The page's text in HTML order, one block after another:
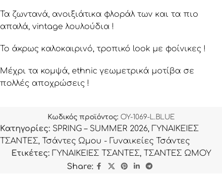
Τα ζωντανά, ανοιξιάτικα φλοράλ των και τα πιο
απαλά, vintage λουλούδια !
Το άκρως καλοκαιρινό, τροπικό look με φοίνικες !
Μέχρι τα κομψά, ethnic γεωμετρικά μοτίβα σε
πολλές αποχρώσεις !
Κωδικός προϊόντος: OY-1069-L.BLUE
Κατηγορίες: SPRING – SUMMER 2026, ΓΥΝΑΙΚΕΙΕΣ
ΤΣΑΝΤΕΣ, Τσάντες Ωμου - Γυναικείες Τσάντες
Ετικέτες: ΓΥΝΑΙΚΕΙΕΣ ΤΣΑΝΤΕΣ, ΤΣΑΝΤΕΣ ΩΜΟΥ
Share: